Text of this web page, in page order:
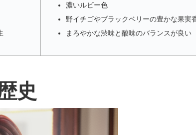
濃いルビー色
野イチゴやブラックベリーの豊かな果実
まろやかな渋味と酸味のバランスが良い
史